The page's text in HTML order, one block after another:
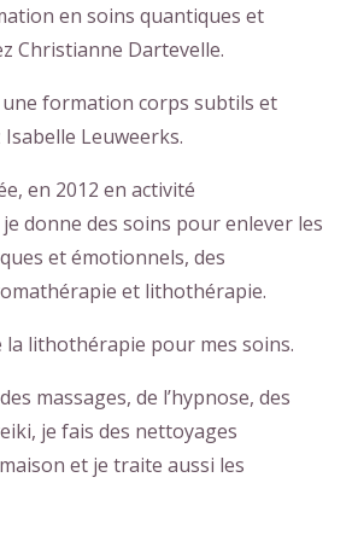
en soins quantiques et
Christianne Dartevelle.
une formation corps subtils et
Leuweerks.
en 2012 en activité
donne des soins pour enlever les
et émotionnels, des
et lithothérapie.
la lithothérapie pour mes soins.
massages, de l’hypnose, des
je fais des nettoyages
et je traite aussi les